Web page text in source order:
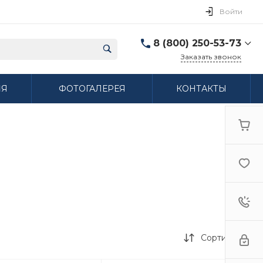
Войти
8 (800) 250-53-73
г. Нижний Новгород,
Заказать звонок
ФОТОГАЛЕРЕЯ КОНТАКТЫ
Сортировка